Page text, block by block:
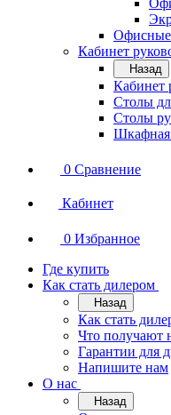
Офисные
Кабинет
Назад
Кабинет
Столы
Столы
Шкафная
0 Сравнение
Кабинет
0 Избранное
Где купить
Как стать дилером
Назад
Как стать
Что получают
Гарантии для
Напишите нам
О нас
Назад